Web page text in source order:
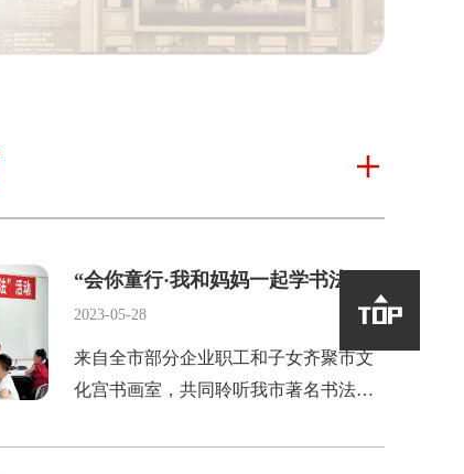


2023-05-28
来自全市部分企业职工和子女齐聚市文
化宫书画室，共同聆听我市著名书法家
的陪伴下，按照老师的要求从书法基础